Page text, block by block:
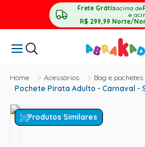
Frete Grátisacima de
e
R$ 299,99 Norte/
Acessórios
Bag e pochetes
Pochete Pirata Adulto - Carnaval -
Produtos Similares